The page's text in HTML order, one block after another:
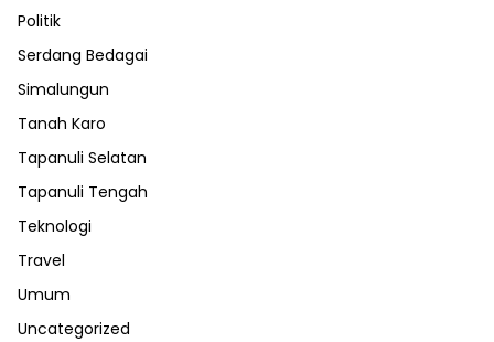
Politik
Serdang Bedagai
Simalungun
Tanah Karo
Tapanuli Selatan
Tapanuli Tengah
Teknologi
Travel
Umum
Uncategorized